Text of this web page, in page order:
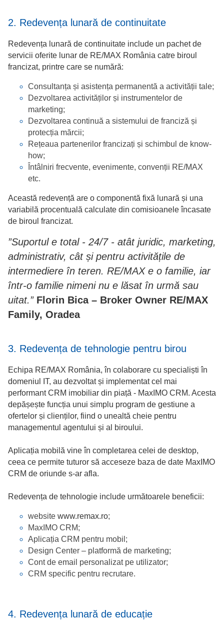
2. Redevența lunară de continuitate
Redevența lunară de continuitate include un pachet de
servicii oferite lunar de RE/MAX România catre biroul
francizat, printre care se numără:
Consultanța și asistența permanentă a activității tale;
Dezvoltarea activităților și instrumentelor de
marketing;
Dezvoltarea continuă a sistemului de franciză și
protecția mărcii;
Rețeaua partenerilor francizați și schimbul de know-
how;
Întâlniri frecvente, evenimente, convenții RE/MAX
etc.
Această redevență are o componentă fixă lunară și una
variabilă procentuală calculate din comisioanele încasate
de biroul francizat.
”Suportul e total - 24/7 - atât juridic, marketing,
administrativ, cât și pentru activitățile de
intermediere în teren. RE/MAX e o familie, iar
într-o familie nimeni nu e lăsat în urmă sau
uitat.” Florin Bica – Broker Owner RE/MAX
Family, Oradea
3. Redevența de tehnologie pentru birou
Echipa RE/MAX România, în colaborare cu specialiști în
domeniul IT, au dezvoltat și implementat cel mai
performant CRM imobiliar din piață - MaxIMO CRM. Acesta
depășește funcția unui simplu program de gestiune a
ofertelor și clienților, fiind o unealtă cheie pentru
managementul agentului și al biroului.
Aplicația mobilă vine în completarea celei de desktop,
ceea ce permite tuturor să acceseze baza de date MaxIMO
CRM de oriunde s-ar afla.
Redevența de tehnologie include următoarele beneficii:
website www.remax.ro;
MaxIMO CRM;
Aplicația CRM pentru mobil;
Design Center – platformă de marketing;
Cont de email personalizat pe utilizator;
CRM specific pentru recrutare.
4. Redevența lunară de educație